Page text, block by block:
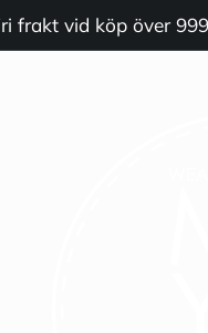
frakt vid köp över